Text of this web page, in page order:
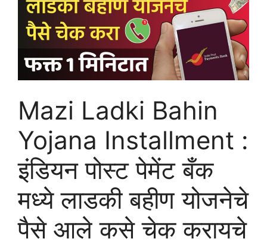
Mazi Ladki Bahin
Yojana Installment :
इंडियन पोस्ट पेमेंट बँक
मध्ये लाडकी बहीण योजनेचे
पैसे आले कसे चेक करायचे